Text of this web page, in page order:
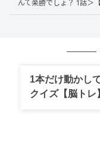
んて楽勝でしょ？ 1話＞
1本だけ動かし
クイズ【脳トレ